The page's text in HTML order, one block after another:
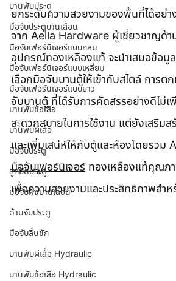
บานพับประตู
มือจับประตูบานเลื่อน
มือจับเฟอร์นิเจอร์แบบกลม
มือจับเฟอร์นิเจอร์แบบเหลี่ยม
มือจับเฟอร์นิเจอร์แบบยาว
บานพับข้อเสือ
บานพับผีเสื้อ
มือจับประตู
ลูกบิดประตู
มือจับฝังบานเลื่อน
ด้ามจับประตู
มือจับลิ้นชัก
บานพับผีเสื้อ Hydraulic
บานพับข้อเสือ Hydraulic
ยกระดับความสวยงามของพื้นที่ได้อย่
จาก Aella Hardware ผู้เชี่ยวชาญด้า
อุปกรณ์ทองเหลืองแท้ จะนำเสนอข้อมู
เลือกมือจับบานตู้ให้เข้ากับสไตล์ การ
จับบานตู้ ที่ได้รับการคัดสรรอย่างดีไม่
สะดวกสบายในการใช้งาน แต่ยังเสริม
และเพิ่มเสน่ห์ให้กับตู้และห้องโดยรวม
มือจับเฟอร์นิเจอร์ ทองเหลืองแท้คุณภ
เพื่อความสวยงามและประสิทธิภาพสำ